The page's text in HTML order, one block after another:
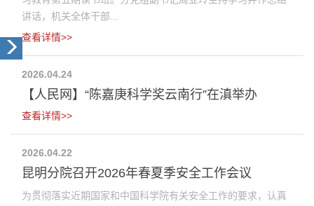
讲话，机关全体干部...
查看详情>>
2026.04.24
【人民网】“陈嘉庚科学奖云南行”在滇举办
查看详情>>
2026.04.22
昆明分院召开2026年春夏季安全工作会议
为贯彻落实近期国家和中国科学院有关安全工作的要求，认真